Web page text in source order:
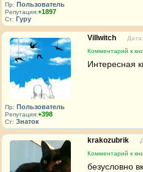
Пр: Пользователь
Репутация:+1897
Ст: Гуру
Пр: Пользователь
Репутация:+398
Ст: Знаток
Villwitch
Комментарий к
Интересная
krakozubrik
Комментарий к
безусловно